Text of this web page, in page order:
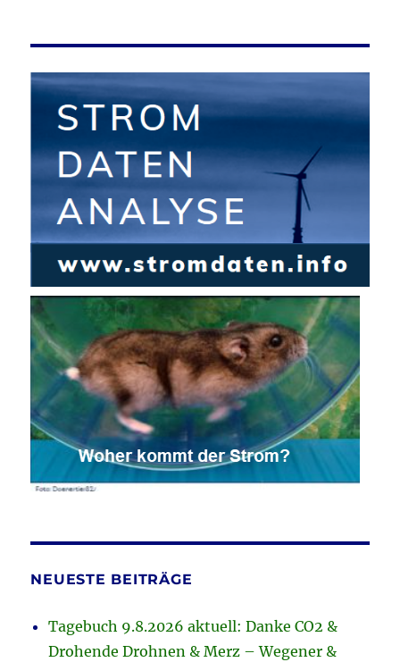
NEUESTE BEITRÄGE
Tagebuch 9.8.2026 aktuell: Danke CO2 &
Drohende Drohnen & Merz – Wegener &